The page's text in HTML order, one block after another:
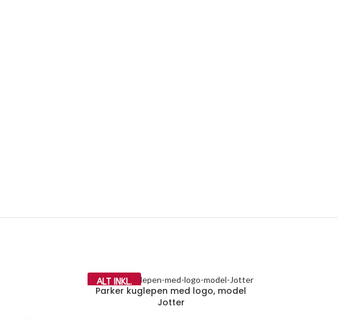
ALT INKL.
Parker kuglepen med logo, model
Jotter